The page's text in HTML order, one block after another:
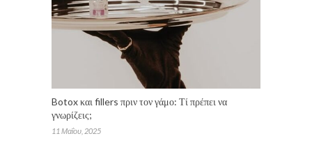
Botox και fillers πριν τον γάμο: Τί πρέπει να
γνωρίζεις;
11 Μαΐου, 2025